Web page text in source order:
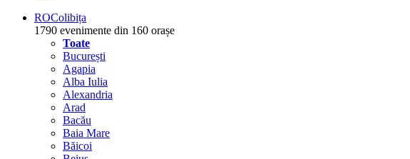
ROColibița
1790 evenimente din 160 orașe
Toate
București
Agapia
Alba Iulia
Alexandria
Arad
Bacău
Baia Mare
Băicoi